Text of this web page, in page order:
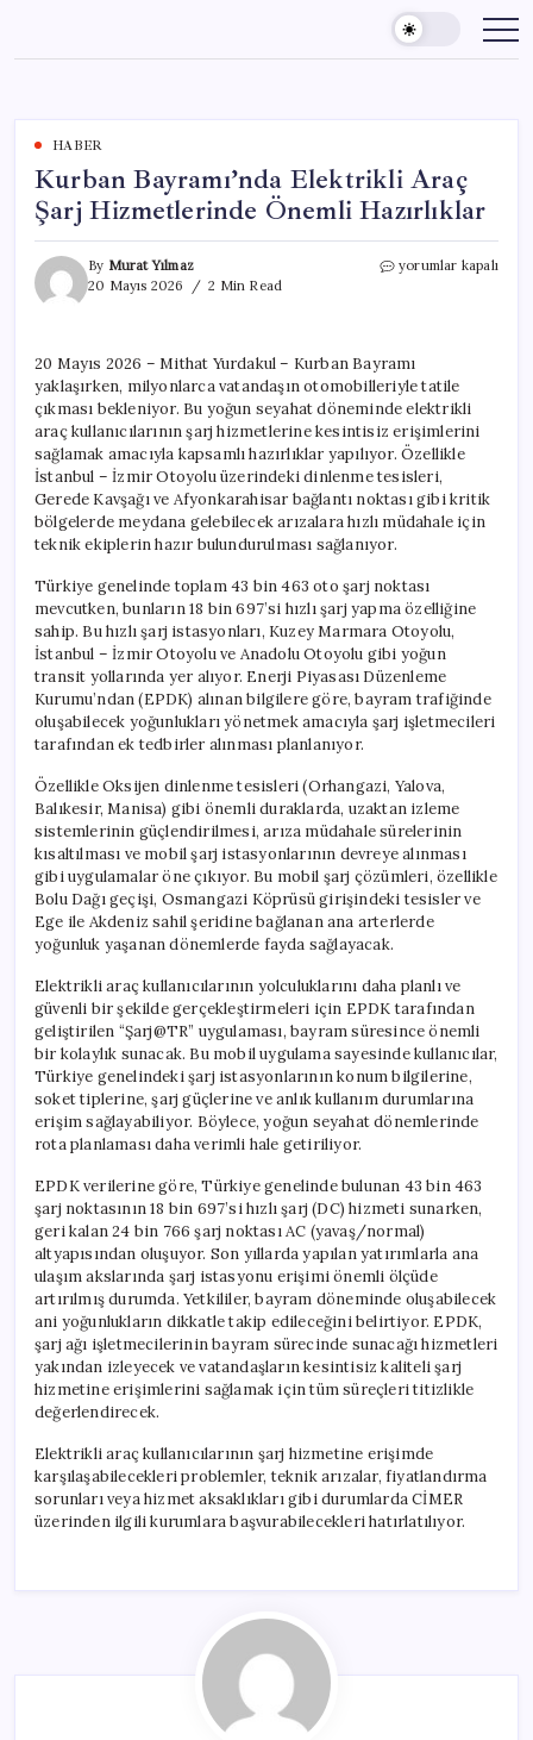
content
HABER
Kurban Bayramı’nda Elektrikli Araç
Şarj Hizmetlerinde Önemli Hazırlıklar
By Murat Yılmaz
20 Mayıs 2026
2 Min Read
Kurban
Hizmetlerinde
Önemli
Hazırlıklar
için
yorumlar kapalı
20 Mayıs 2026 – Mithat Yurdakul – Kurban Bayramı
yaklaşırken, milyonlarca vatandaşın otomobilleriyle tatile
çıkması bekleniyor. Bu yoğun seyahat döneminde elektrikli
araç kullanıcılarının şarj hizmetlerine kesintisiz erişimlerini
sağlamak amacıyla kapsamlı hazırlıklar yapılıyor. Özellikle
İstanbul – İzmir Otoyolu üzerindeki dinlenme tesisleri,
Gerede Kavşağı ve Afyonkarahisar bağlantı noktası gibi kritik
bölgelerde meydana gelebilecek arızalara hızlı müdahale için
teknik ekiplerin hazır bulundurulması sağlanıyor.
Türkiye genelinde toplam 43 bin 463 oto şarj noktası
mevcutken, bunların 18 bin 697’si hızlı şarj yapma özelliğine
sahip. Bu hızlı şarj istasyonları, Kuzey Marmara Otoyolu,
İstanbul – İzmir Otoyolu ve Anadolu Otoyolu gibi yoğun
transit yollarında yer alıyor. Enerji Piyasası Düzenleme
Kurumu’ndan (EPDK) alınan bilgilere göre, bayram trafiğinde
oluşabilecek yoğunlukları yönetmek amacıyla şarj işletmecileri
tarafından ek tedbirler alınması planlanıyor.
Özellikle Oksijen dinlenme tesisleri (Orhangazi, Yalova,
Balıkesir, Manisa) gibi önemli duraklarda, uzaktan izleme
sistemlerinin güçlendirilmesi, arıza müdahale sürelerinin
kısaltılması ve mobil şarj istasyonlarının devreye alınması
gibi uygulamalar öne çıkıyor. Bu mobil şarj çözümleri, özellikle
Bolu Dağı geçişi, Osmangazi Köprüsü girişindeki tesisler ve
Ege ile Akdeniz sahil şeridine bağlanan ana arterlerde
yoğunluk yaşanan dönemlerde fayda sağlayacak.
Elektrikli araç kullanıcılarının yolculuklarını daha planlı ve
güvenli bir şekilde gerçekleştirmeleri için EPDK tarafından
geliştirilen “Şarj@TR” uygulaması, bayram süresince önemli
bir kolaylık sunacak. Bu mobil uygulama sayesinde kullanıcılar,
Türkiye genelindeki şarj istasyonlarının konum bilgilerine,
soket tiplerine, şarj güçlerine ve anlık kullanım durumlarına
erişim sağlayabiliyor. Böylece, yoğun seyahat dönemlerinde
rota planlaması daha verimli hale getiriliyor.
EPDK verilerine göre, Türkiye genelinde bulunan 43 bin 463
şarj noktasının 18 bin 697’si hızlı şarj (DC) hizmeti sunarken,
geri kalan 24 bin 766 şarj noktası AC (yavaş/normal)
altyapısından oluşuyor. Son yıllarda yapılan yatırımlarla ana
ulaşım akslarında şarj istasyonu erişimi önemli ölçüde
artırılmış durumda. Yetkililer, bayram döneminde oluşabilecek
ani yoğunlukların dikkatle takip edileceğini belirtiyor. EPDK,
şarj ağı işletmecilerinin bayram sürecinde sunacağı hizmetleri
yakından izleyecek ve vatandaşların kesintisiz kaliteli şarj
hizmetine erişimlerini sağlamak için tüm süreçleri titizlikle
değerlendirecek.
Elektrikli araç kullanıcılarının şarj hizmetine erişimde
karşılaşabilecekleri problemler, teknik arızalar, fiyatlandırma
sorunları veya hizmet aksaklıkları gibi durumlarda CİMER
üzerinden ilgili kurumlara başvurabilecekleri hatırlatılıyor.